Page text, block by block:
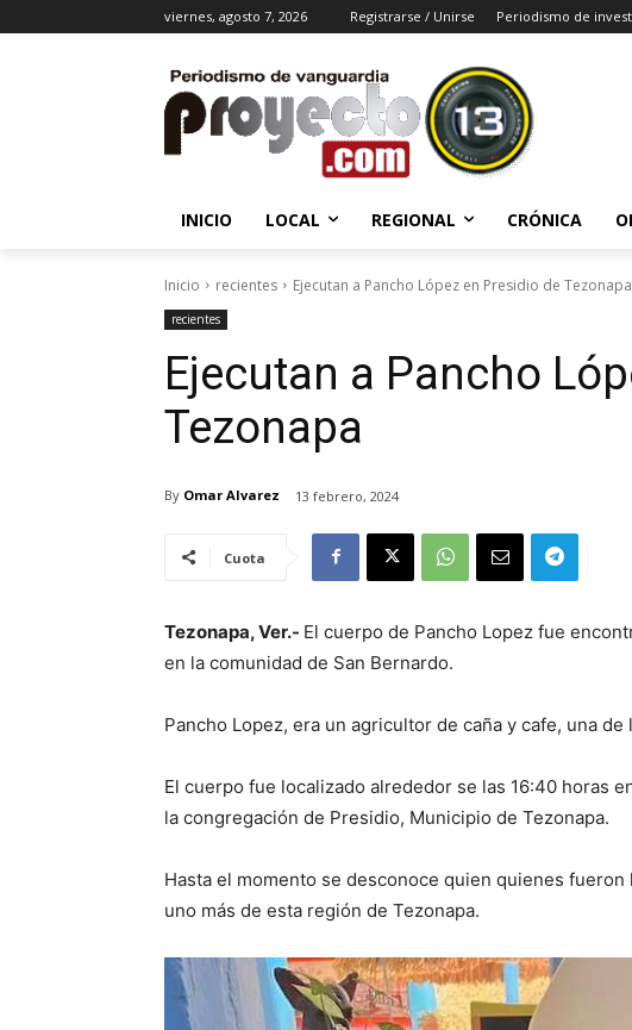
viernes, agosto 7, 2026 Registrarse / Unirse Periodismo de
INICIO LOCAL REGIONAL CRÓNICA
Inicio recientes Ejecutan a Pancho López en Presidio de Tezonapa
recientes
Ejecutan a Pancho
Tezonapa
By Omar Alvarez 13 febrero, 2024
Cuota
Tezonapa, Ver.- El cuerpo de Pancho Lopez fue
en la comunidad de San Bernardo.
Pancho Lopez, era un agricultor de caña y cafe, una
El cuerpo fue localizado alrededor se las 16:40 horas
la congregación de Presidio, Municipio de Tezonapa.
Hasta el momento se desconoce quien quienes
uno más de esta región de Tezonapa.